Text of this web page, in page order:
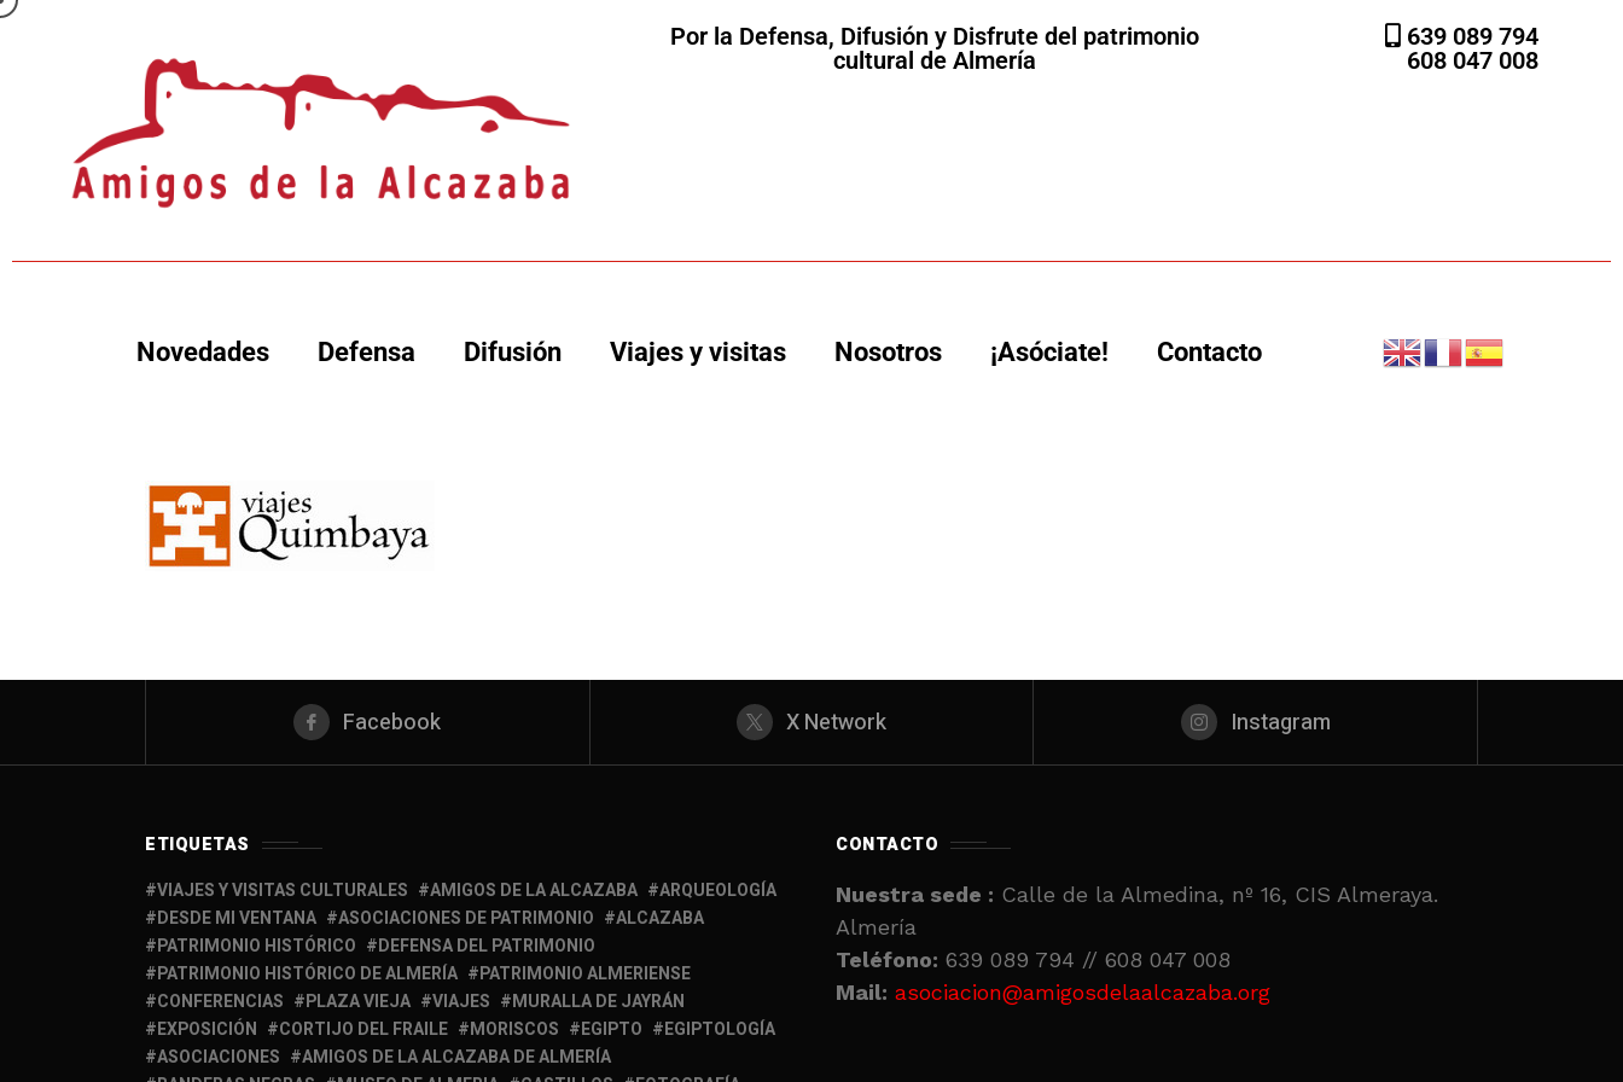
Por la Defensa, Difusión y Disfrute del patrimonio
cultural de Almería
639 089 794
608 047 008
Novedades Defensa Difusión Viajes y visitas Nosotros ¡Asóciate! Contacto
Facebook X Network Instagram
ETIQUETAS
VIAJES Y VISITAS CULTURALES
AMIGOS DE LA ALCAZABA
ARQUEOLOGÍA
DESDE MI VENTANA
ASOCIACIONES DE PATRIMONIO
ALCAZABA
PATRIMONIO HISTÓRICO
DEFENSA DEL PATRIMONIO
PATRIMONIO HISTÓRICO DE ALMERÍA
PATRIMONIO ALMERIENSE
CONFERENCIAS
PLAZA VIEJA VIAJES
MURALLA DE JAYRÁN
EXPOSICIÓN
CORTIJO DEL FRAILE MORISCOS EGIPTO
EGIPTOLOGÍA
ASOCIACIONES
AMIGOS DE LA ALCAZABA DE ALMERÍA
CONTACTO
Nuestra sede : Calle de la Almedina, nº 16, CIS Almeraya.
Almería
Teléfono: 639 089 794 // 608 047 008
Mail: asociacion@amigosdelaalcazaba.org